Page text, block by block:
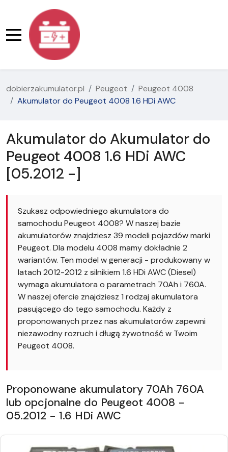
dobierzakumulator.pl Peugeot
Peugeot 4008
Akumulator do Peugeot 4008 1.6 HDi AWC
Akumulator do Akumulator do
Peugeot 4008 1.6 HDi AWC
[05.2012 -]
Szukasz odpowiedniego akumulatora do
samochodu Peugeot 4008? W naszej bazie
akumulatorów znajdziesz 39 modeli pojazdów marki
Peugeot. Dla modelu 4008 mamy dokładnie 2
wariantów. Ten model w generacji - produkowany w
latach 2012-2012 z silnikiem 1.6 HDi AWC (Diesel)
wymaga akumulatora o parametrach 70Ah i 760A.
W naszej ofercie znajdziesz 1 rodzaj akumulatora
pasującego do tego samochodu. Każdy z
proponowanych przez nas akumulatorów zapewni
niezawodny rozruch i długą żywotność w Twoim
Peugeot 4008.
Proponowane akumulatory 70Ah 760A
lub opcjonalne do Peugeot 4008 -
05.2012 - 1.6 HDi AWC